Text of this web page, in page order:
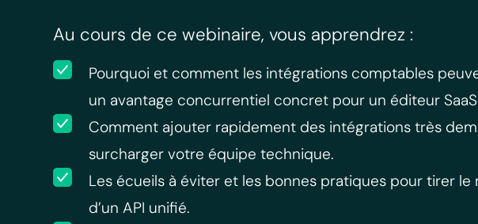
Au cours de ce webinaire, vous apprendrez :
Pourquoi et comment les intégrations comptables
un avantage concurrentiel concret pour un éditeur
Comment ajouter rapidement des intégrations très
surcharger votre équipe technique.
Les écueils à éviter et les bonnes pratiques pour tirer le
d’un API unifié.